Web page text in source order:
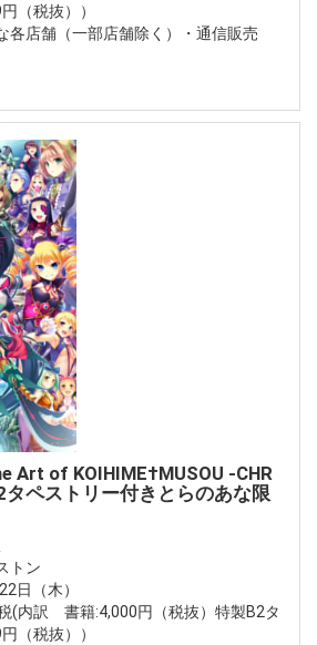
円（税抜））
店舗（一部店舗除く）・通信販売
Art of KOIHIME†MUSOU -CHR
タペストリー付きとらのあな限
トン
日（木）
訳 書籍:4,000円（税抜）特製B2タ
円（税抜））